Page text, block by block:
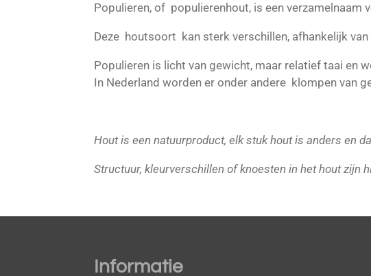
Populieren, of populierenhout, is een
Deze houtsoort kan sterk verschillen, afhankelijk
Populieren is licht van gewicht, maar relatief taai en
In Nederland worden er onder andere klompen van
Hout is een natuurproduct, elk stuk hout is anders en
Structuur, kleurverschillen of knoesten in het hout zijn
Informatie